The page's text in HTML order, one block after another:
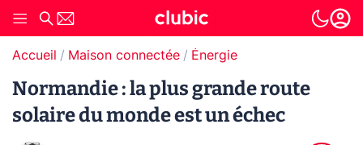
Accueil Maison connectée Énergie
Normandie : la plus grande route
solaire du monde est un échec